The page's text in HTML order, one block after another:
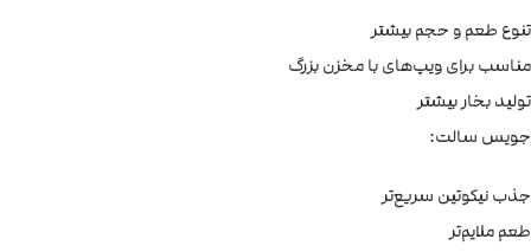
تنوع طعم و حجم بیشتر
مناسب برای ویپ‌های با مخزن بزرگ
تولید بخار بیشتر
جویس سالت:
جذب نیکوتین سریع‌تر
طعم ملایم‌تر